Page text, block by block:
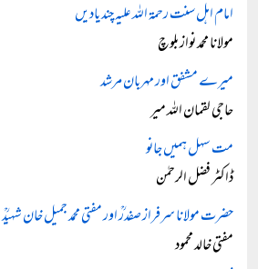
امام اہل سنت رحمۃ اللہ علیہ چند یادیں
مولانا محمد نواز بلوچ
میرے مشفق اور مہربان مرشد
حاجی لقمان اللہ میر
مت سہل ہمیں جانو
ڈاکٹر فضل الرحمٰن
حضرت مولانا سرفراز صفدرؒ اور مفتی محمد جمیل خان شہیدؒ
مفتی خالد محمود